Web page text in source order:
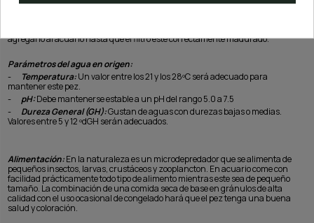
hardscape.
agregarlo al acuario hasta que el filtro esté correctamente madurado.
Parámetros del agua en origen:
-
Temperatura:Un valor entre los 21 y los 28ºC será adecuado para
mantener este pez.
- pH:Debe mantenerse estable a un pH del rango 5.0 a 7.5
- Dureza General (GH):Gustan de aguas con durezas bajas o medias.
Valores entre 5 y 12 ºdGH serán adecuados.
Alimentación:En la naturaleza es un microdepredador que se alimenta de
pequeños insectos, larvas, crustáceos y zooplancton. En acuario come con
facilidad prácticamente todo tipo de alimento mientras este sea de pequeño
tamaño. La combinación de una comida seca de base en gránulos de alta
calidad con el uso ocasional de congelado hará que el pez tenga una buena
salud y coloración.